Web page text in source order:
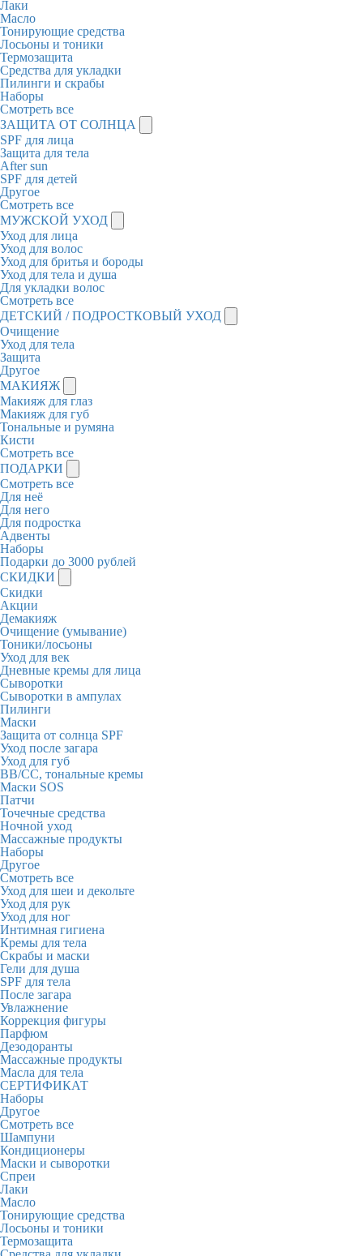
Лаки
Масло
Тонирующие средства
Лосьоны и тоники
Термозащита
Средства для укладки
Пилинги и скрабы
Наборы
Смотреть все
ЗАЩИТА ОТ СОЛНЦА
SPF для лица
Защита для тела
After sun
SPF для детей
Другое
Смотреть все
МУЖСКОЙ УХОД
Уход для лица
Уход для волос
Уход для бритья и бороды
Уход для тела и душа
Для укладки волос
Смотреть все
ДЕТСКИЙ / ПОДРОСТКОВЫЙ УХОД
Очищение
Уход для тела
Защита
Другое
МАКИЯЖ
Макияж для глаз
Макияж для губ
Тональные и румяна
Кисти
Смотреть все
ПОДАРКИ
Смотреть все
Для неё
Для него
Для подростка
Адвенты
Наборы
Подарки до 3000 рублей
СКИДКИ
Скидки
Акции
Демакияж
Очищение (умывание)
Тоники/лосьоны
Уход для век
Дневные кремы для лица
Сыворотки
Сыворотки в ампулах
Пилинги
Маски
Защита от солнца SPF
Уход после загара
Уход для губ
BB/CC, тональные кремы
Маски SOS
Патчи
Точечные средства
Ночной уход
Массажные продукты
Наборы
Другое
Смотреть все
Уход для шеи и декольте
Уход для рук
Уход для ног
Интимная гигиена
Кремы для тела
Скрабы и маски
Гели для душа
SPF для тела
После загара
Увлажнение
Коррекция фигуры
Парфюм
Дезодоранты
Массажные продукты
Масла для тела
СЕРТИФИКАТ
Наборы
Другое
Смотреть все
Шампуни
Кондиционеры
Маски и сыворотки
Спреи
Лаки
Масло
Тонирующие средства
Лосьоны и тоники
Термозащита